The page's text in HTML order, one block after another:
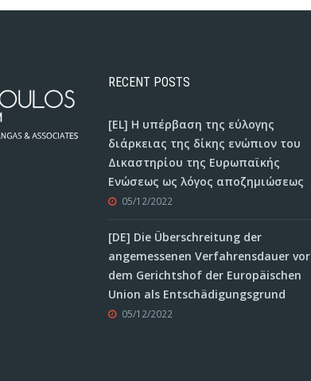
RECENT POSTS
[EL] Η υπέρβαση της εύλογης
διάρκειας της δίκης ενώπιον του
Δικαστηρίου της Ευρωπαϊκής
Ενώσεως ως λόγος αποζημιώσεως
05/12/2022
[DE] Die Überschreitung der
angemessenen Verfahrensdauer vor
dem Gerichtshof der Europäischen
Union als Entschädigungsgrund
05/12/2022